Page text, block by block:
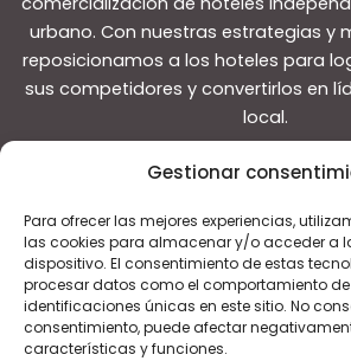
Gestionar
Para ofrecer las mejores experiencias,
las cookies para almacenar y/o acceder a
dispositivo. El consentimiento de estas
procesar datos como el comportamiento
identificaciones únicas en este sitio. No
consentimiento, puede afectar
características y funciones.
urbano. Con nuestras estrategias y
reposicionamos a los hoteles para
sus competidores y convertirlos en
local.
Copyright © 2026 Guías